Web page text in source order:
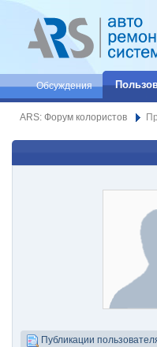
Обсуждения
ARS: Форум колористов
Публикации